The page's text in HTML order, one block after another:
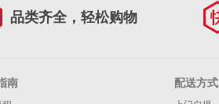
品类齐全，轻松购物
南 配送方式